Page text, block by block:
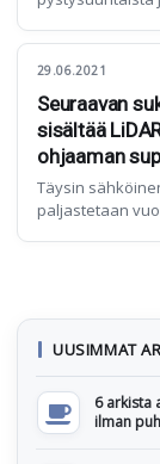
29.06.2021
Seuraavan
sisältää
ohjaaman
Täysin
paljastetaan
UUSIMMAT
6 arkista
ilman